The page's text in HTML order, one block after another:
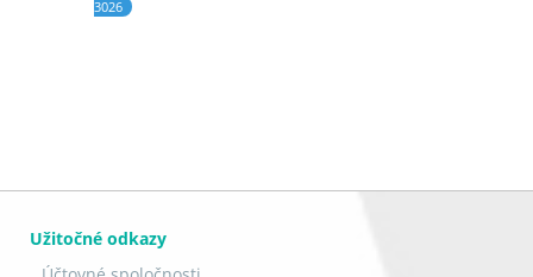
3026
Užitočné odkazy